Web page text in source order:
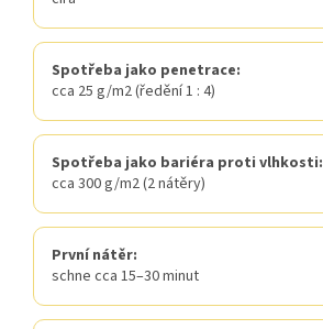
Spotřeba jako penetrace:
cca 25 g/m2 (ředění 1 : 4)
Spotřeba jako bariéra proti vlhkosti:
cca 300 g/m2 (2 nátěry)
První nátěr:
schne cca 15–30 minut